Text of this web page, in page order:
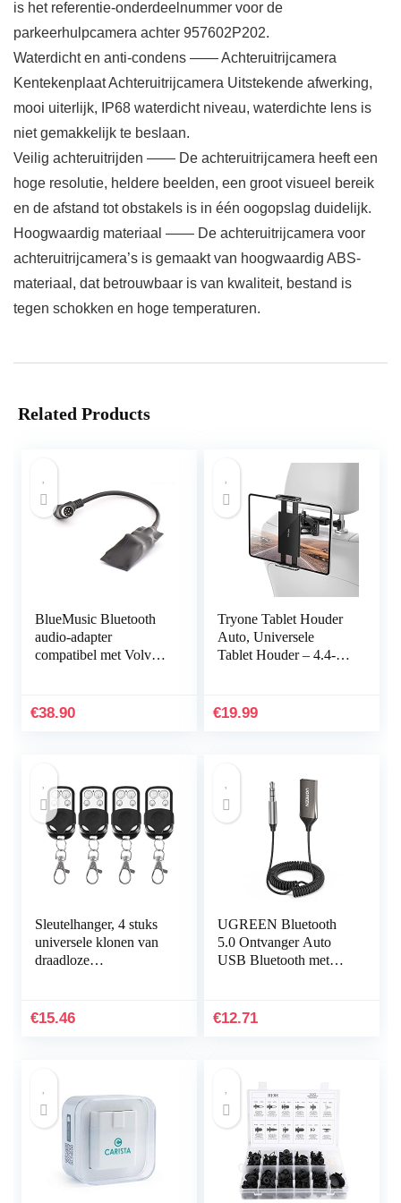
is het referentie-onderdeelnummer voor de
parkeerhulpcamera achter 957602P202.
Waterdicht en anti-condens —— Achteruitrijcamera
Kentekenplaat Achteruitrijcamera Uitstekende afwerking,
mooi uiterlijk, IP68 waterdicht niveau, waterdichte lens is
niet gemakkelijk te beslaan.
Veilig achteruitrijden —— De achteruitrijcamera heeft een
hoge resolutie, heldere beelden, een groot visueel bereik
en de afstand tot obstakels is in één oogopslag duidelijk.
Hoogwaardig materiaal —— De achteruitrijcamera voor
achteruitrijcamera’s is gemaakt van hoogwaardig ABS-
materiaal, dat betrouwbaar is van kwaliteit, bestand is
tegen schokken en hoge temperaturen.
Related Products
BlueMusic Bluetooth
audio-adapter
compatibel met Volvo
611, 613, 615, 650…
€38.90
Tryone Tablet Houder
Auto, Universele
Tablet Houder – 4.4-11
voor iPad iPhone…
€19.99
Sleutelhanger, 4 stuks
universele klonen van
draadloze
auto‘s, garagedeuren,
€15.46
UGREEN Bluetooth
5.0 Ontvanger Auto
USB Bluetooth met
Ingebouwde
€12.71